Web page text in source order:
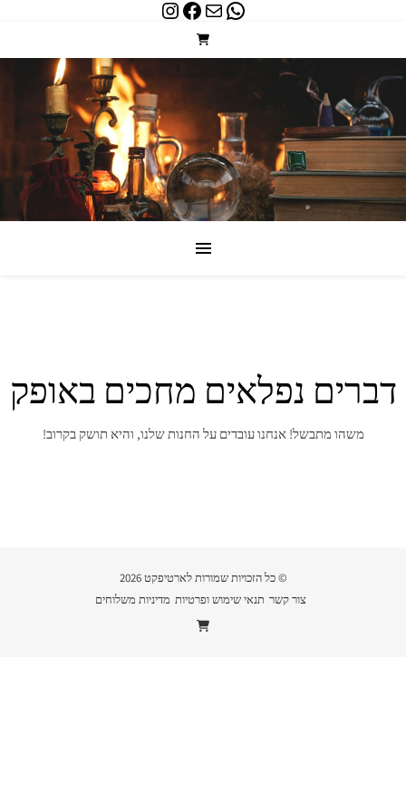
WhatsApp
Mail
Facebook
Instagram
דברים נפלאים מחכים באופק
משהו מתבשל! אנחנו עובדים על החנות שלנו, והיא תושק בקרוב!
© כל הזכויות שמורות לארטיפקט 2026
צור קשר תנאי שימוש ופרטיות מדיניות משלוחים